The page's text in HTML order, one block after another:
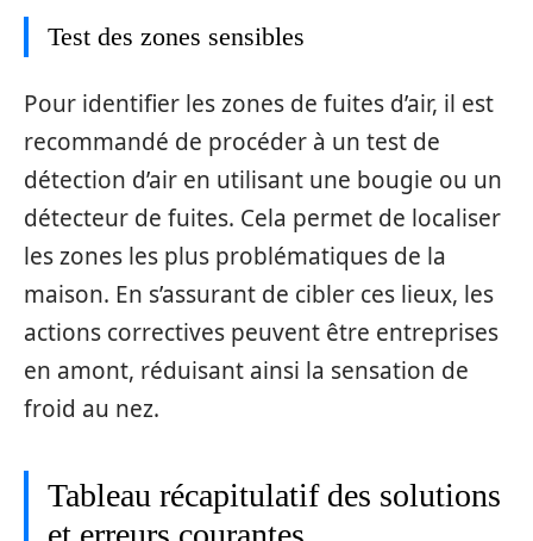
Test des zones sensibles
Pour identifier les zones de fuites d’air, il est
recommandé de procéder à un test de
détection d’air en utilisant une bougie ou un
détecteur de fuites. Cela permet de localiser
les zones les plus problématiques de la
maison. En s’assurant de cibler ces lieux, les
actions correctives peuvent être entreprises
en amont, réduisant ainsi la sensation de
froid au nez.
Tableau récapitulatif des solutions